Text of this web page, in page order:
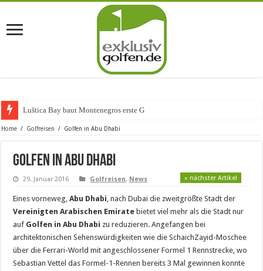
Luštica Bay baut Montenegros erste Golf-Community
Home / Golfreisen / Golfen in Abu Dhabi
Golfen in Abu Dhabi
29. Januar 2016 Golfreisen, News » nächster Artikel
Eines vorneweg,Abu Dhabi, nach Dubai die zweitgrößte Stadt der
Vereinigten Arabischen Emirate bietet viel mehr als die Stadt nur
auf Golfen in Abu Dhabi zu reduzieren. Angefangen bei
architektonischen Sehenswürdigkeiten wie die SchaichZayid-Moschee
über die Ferrari-World mit angeschlossener Formel 1 Rennstrecke, wo
Sebastian Vettel das Formel-1-Rennen bereits 3 Mal gewinnen konnte